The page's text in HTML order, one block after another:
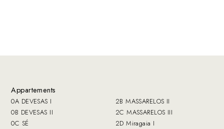
Appartements
0A DEVESAS I
0B DEVESAS II
0C SÉ
2B MASSARELOS II
2C MASSARELOS III
2D Miragaia I